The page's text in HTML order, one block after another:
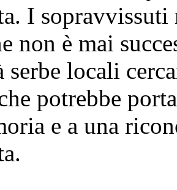
I
non è mai
serbe locali
potrebbe
e a una